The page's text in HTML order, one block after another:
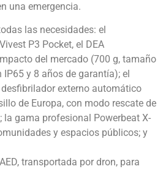
una emergencia.
las necesidades: el
P3 Pocket, el DEA
del mercado (700 g, tamaño
y 8 años de garantía); el
externo automático
de Europa, con modo rescate de
gama profesional Powerbeat X-
y espacios públicos; y
transportada por dron, para